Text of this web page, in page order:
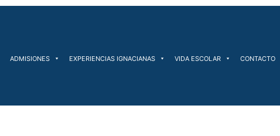
ADMISIONES EXPERIENCIAS IGNACIANAS VIDA ESCOLAR CONTACTO